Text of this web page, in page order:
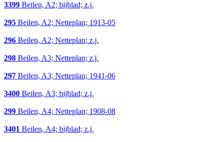
3399 Beilen, A2; bijblad; z.j.
295 Beilen, A2; Netteplan; 1913-05
296 Beilen, A2; Netteplan; z.j.
298 Beilen, A3; Netteplan; z.j.
297 Beilen, A3; Netteplan; 1941-06
3400 Beilen, A3; bijblad; z.j.
299 Beilen, A4; Netteplan; 1908-08
3401 Beilen, A4; bijblad; z.j.